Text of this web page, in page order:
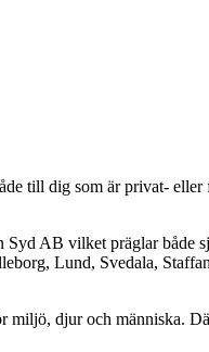
till dig som är privat- eller
AB vilket präglar både
Lund, Svedala,
djur och människa.